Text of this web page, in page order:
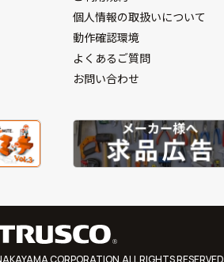
個人情報の取扱いについて
動作確認環境
よくあるご質問
お問い合わせ
CORPORATION.ALL RIGHTS RESERVED.